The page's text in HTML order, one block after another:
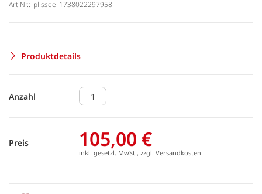
Art.Nr.: plissee_1738022297958
Produktdetails
Anzahl
Preis 105,00 €
inkl. gesetzl. MwSt., zzgl. Versandkosten